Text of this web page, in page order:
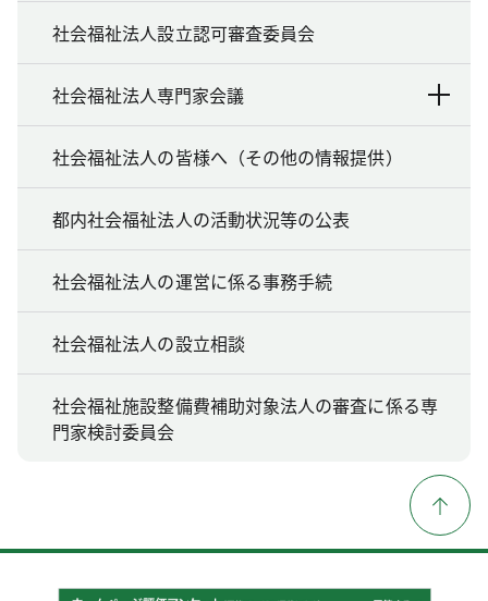
社会福祉法人設立認可審査委員会
社会福祉法人専門家会議
社会福祉法人の皆様へ（その他の情報提供）
都内社会福祉法人の活動状況等の公表
社会福祉法人の運営に係る事務手続
社会福祉法人の設立相談
社会福祉施設整備費補助対象法人の審査に係る専
門家検討委員会